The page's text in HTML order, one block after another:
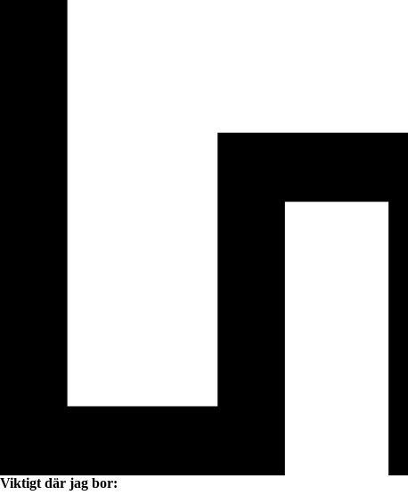
Viktigt där jag bor: